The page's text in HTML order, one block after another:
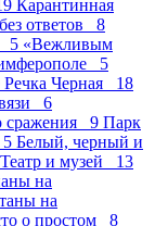
Карантинная
ответов 8
5 «Вежливым
5
Речка Черная 18
6
сражения 9 Парк
Белый, черный и
и музей 13
на
на
о простом 8